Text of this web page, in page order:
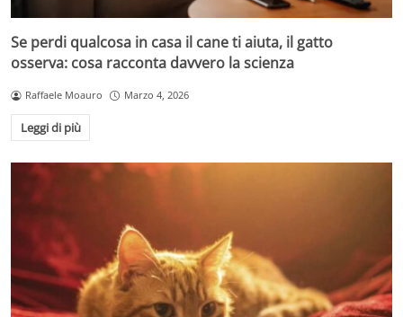
Se perdi qualcosa in casa il cane ti aiuta, il gatto
osserva: cosa racconta davvero la scienza
Raffaele Moauro Marzo 4, 2026
Leggi di più